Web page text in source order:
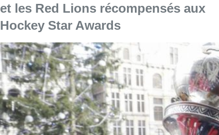
et les Red Lions récompensés aux
Hockey Star Awards